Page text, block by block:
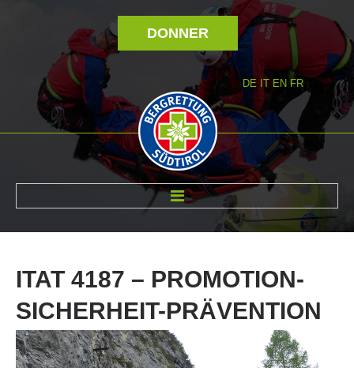
DONNER
DE IT EN FR
ITAT 4187 – PROMOTION-
SICHERHEIT-PRÄVENTION